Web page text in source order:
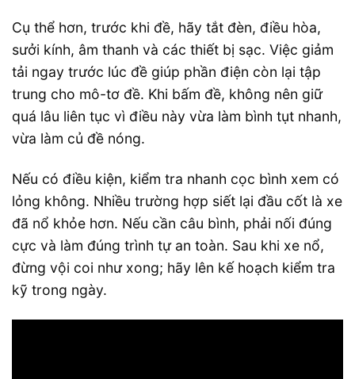
Cụ thể hơn, trước khi đề, hãy tắt đèn, điều hòa,
sưởi kính, âm thanh và các thiết bị sạc. Việc giảm
tải ngay trước lúc đề giúp phần điện còn lại tập
trung cho mô-tơ đề. Khi bấm đề, không nên giữ
quá lâu liên tục vì điều này vừa làm bình tụt nhanh,
vừa làm củ đề nóng.
Nếu có điều kiện, kiểm tra nhanh cọc bình xem có
lỏng không. Nhiều trường hợp siết lại đầu cốt là xe
đã nổ khỏe hơn. Nếu cần câu bình, phải nối đúng
cực và làm đúng trình tự an toàn. Sau khi xe nổ,
đừng vội coi như xong; hãy lên kế hoạch kiểm tra
kỹ trong ngày.